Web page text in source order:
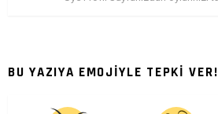
BU YAZIYA EMOJİYLE TEPKİ VER!